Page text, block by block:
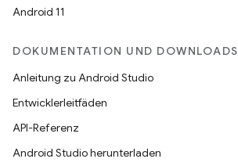
Android 11
DOKUMENTATION UND DOWNLOADS
Anleitung zu Android Studio
Entwicklerleitfäden
API-Referenz
Android Studio herunterladen